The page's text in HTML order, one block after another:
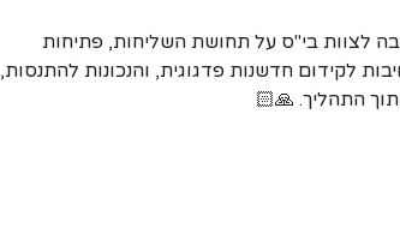
לצוות בי"ס על תחושת השליחות, פתיחות
לקידום חדשנות פדגוגית, והנכונות להתנסות,
התהליך. 🙏🏻